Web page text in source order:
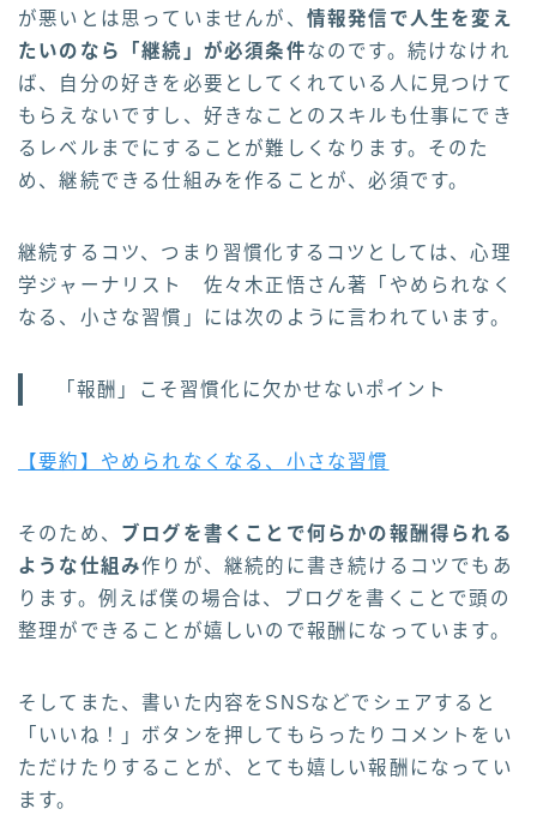
が悪いとは思っていませんが、 情報発信で人生を変え
たいのなら「継続」が必須条件なのです。続けなけれ
ば、自分の好きを必要としてくれている人に見つけて
もらえないですし、好きなことのスキルも仕事にでき
るレベルまでにすることが難しくなります。そのた
め、継続できる仕組みを作ることが、必須です。
継続するコツ、つまり習慣化するコツとしては、心理
学ジャーナリスト 佐々木正悟さん著「やめられなく
なる、小さな習慣」には次のように言われています。
「報酬」こそ習慣化に欠かせないポイント
【要約】やめられなくなる、小さな習慣
そのため、 ブログを書くことで何らかの報酬得られる
ような仕組み作りが、継続的に書き続けるコツでもあ
ります。例えば僕の場合は、ブログを書くことで頭の
整理ができることが嬉しいので報酬になっています。
そしてまた、書いた内容をSNSなどでシェアすると
「いいね！」ボタンを押してもらったりコメントをい
ただけたりすることが、とても嬉しい報酬になってい
ます。